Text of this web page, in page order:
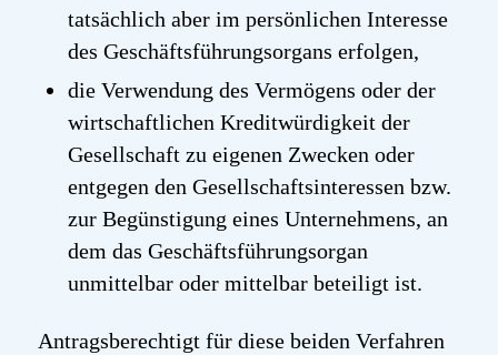
tatsächlich aber im persönlichen Interesse
des Geschäftsführungsorgans erfolgen,
die Verwendung des Vermögens oder der
wirtschaftlichen Kreditwürdigkeit der
Gesellschaft zu eigenen Zwecken oder
entgegen den Gesellschaftsinteressen bzw.
zur Begünstigung eines Unternehmens, an
dem das Geschäftsführungsorgan
unmittelbar oder mittelbar beteiligt ist.
Antragsberechtigt für diese beiden Verfahren